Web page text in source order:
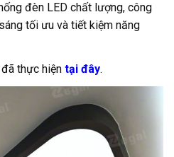
đèn LED chất lượng, công
tối ưu và tiết kiệm năng
thực hiện tại đây.